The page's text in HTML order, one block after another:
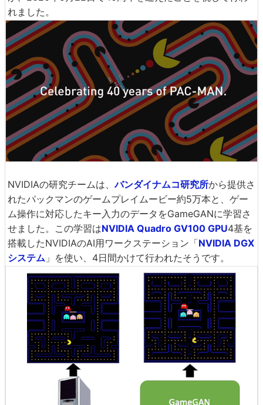
れました。
NVIDIAの研究チームは、バンダイナムコ研究所から提供さ
れたパックマンのゲームプレイムービー約5万本と、ゲー
ム操作に対応したキー入力のデータをGameGANに学習さ
せました。この学習はNVIDIA Quadro GV100 GPU4基を
搭載したNVIDIAのAI用ワークステーション「NVIDIA DGX
システム 」を使い、4日間かけて行われたそうです。